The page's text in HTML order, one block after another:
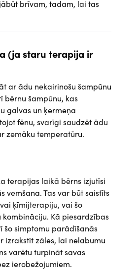
brīvam, tadam, lai tas
(ja staru terapija ir
ar ādu nekairinošu šampūnu
bērnu šampūnu, kas
galvas un ķermeņa
fēnu, svarīgi saudzēt ādu
zemāku temperatūru.
terapijas laikā bērns izjutīsi
vemšana. Tas var būt saistīts
ķīmijterapiju, vai šo
kombināciju. Kā piesardzības
šo simptomu parādīšanās
izrakstīt zāles, lai nelabumu
varētu turpināt savas
ierobežojumiem.